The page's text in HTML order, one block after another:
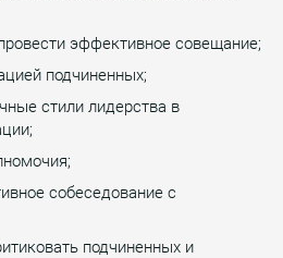
эффективное совещание;
подчиненных;
стили лидерства в
собеседование с
подчиненных и